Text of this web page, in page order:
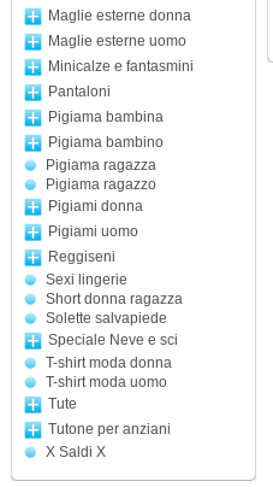
Maglie esterne donna
Maglie esterne uomo
Minicalze e fantasmini
Pantaloni
Pigiama bambina
Pigiama bambino
Pigiama ragazza
Pigiama ragazzo
Pigiami donna
Pigiami uomo
Reggiseni
Sexi lingerie
Short donna ragazza
Solette salvapiede
Speciale Neve e sci
T-shirt moda donna
T-shirt moda uomo
Tute
Tutone per anziani
X Saldi X